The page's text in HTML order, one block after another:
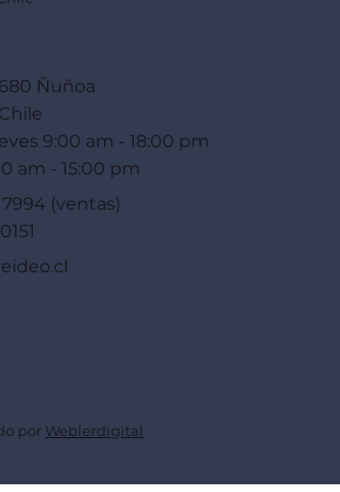
Ñuñoa
9:00 am - 18:00 pm
am - 15:00 pm
(ventas)
por Weblerdigital